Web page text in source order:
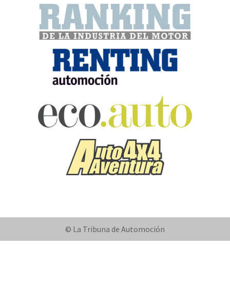
© La Tribuna de Automoción